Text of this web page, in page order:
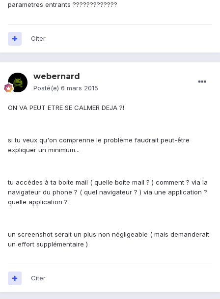
parametres entrants ?????????????
Citer
webernard
Posté(e) 6 mars 2015
ON VA PEUT ETRE SE CALMER DEJA ?!
si tu veux qu'on comprenne le problème faudrait peut-être
expliquer un minimum...
tu accèdes à ta boite mail ( quelle boite mail ? ) comment ? via la
navigateur du phone ? ( quel navigateur ? ) via une application ?
quelle application ?
un screenshot serait un plus non négligeable ( mais demanderait
un effort supplémentaire )
Citer